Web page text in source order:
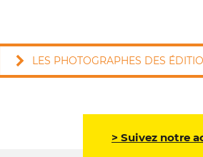
LES PHOTOGRAPHES DES
> Suivez notre